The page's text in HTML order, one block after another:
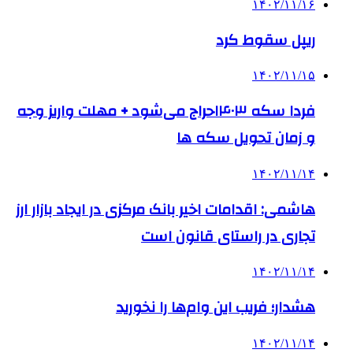
۱۴۰۲/۱۱/۱۶
ریپل سقوط کرد
۱۴۰۲/۱۱/۱۵
فردا سکه ۱۴۰۳حراج می‌شود + مهلت واریز وجه
و زمان تحویل سکه ها
۱۴۰۲/۱۱/۱۴
هاشمی: اقدامات اخیر بانک مرکزی در ایجاد بازار ارز
تجاری در راستای قانون است
۱۴۰۲/۱۱/۱۴
هشدار؛ فریب این وام‌ها را نخورید
۱۴۰۲/۱۱/۱۴